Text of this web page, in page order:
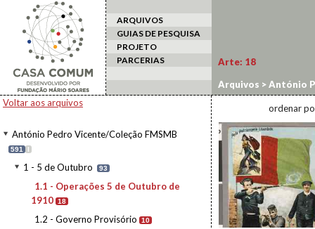
ARQUIVOS
GUIAS DE PESQUISA
PROJETO
PARCERIAS
Voltar aos arquivos
António Pedro Vicente/Coleção FMSMB
591 I
1 - 5 de Outubro 93
1.1 - Operações 5 de Outubro de
1910 18
1.2 - Governo Provisório 10
Arte: 18
Arquivos >António
1910
ordenar